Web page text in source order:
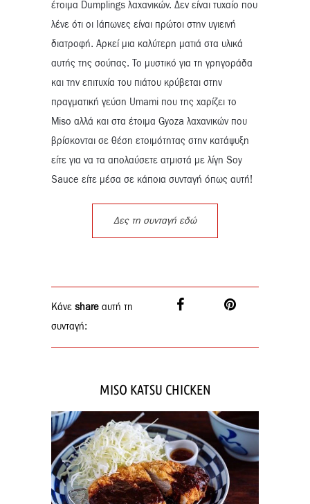
έτοιμα Dumplings λαχανικών. Δεν είναι τυχαίο που
λένε ότι οι Ιάπωνες είναι πρώτοι στην υγιεινή
διατροφή. Αρκεί μια καλύτερη ματιά στα υλικά
αυτής της σούπας. Το μυστικό για τη γρηγοράδα
και την επιτυχία του πιάτου κρύβεται στην
πραγματική γεύση Umami που της χαρίζει το
Miso αλλά και στα έτοιμα Gyoza λαχανικών που
βρίσκονται σε θέση ετοιμότητας στην κατάψυξη
είτε για να τα απολαύσετε ατμιστά με λίγη Soy
Sauce είτε μέσα σε κάποια συνταγή όπως αυτή!
Δες τη συνταγή εδώ
Κάνε share αυτή τη
συνταγή:
MISO KATSU CHICKEN